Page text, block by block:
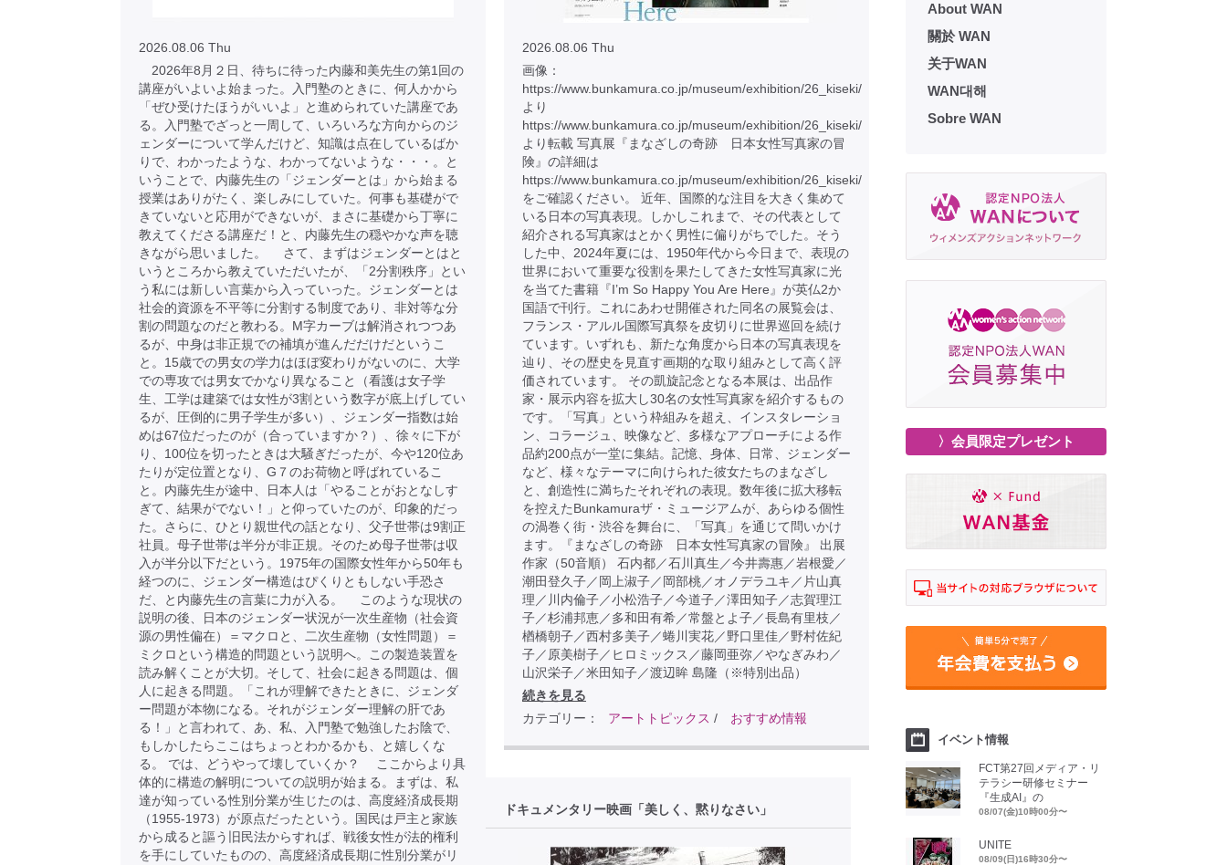
2026.08.06 Thu
2026年8月２日、待ちに待った内藤和美先生の第1回の
講座がいよいよ始まった。入門塾のときに、何人かから
「ぜひ受けたほうがいいよ」と進められていた講座であ
る。入門塾でざっと一周して、いろいろな方向からのジ
ェンダーについて学んだけど、知識は点在しているばか
りで、わかったような、わかってないような・・・。と
いうことで、内藤先生の「ジェンダーとは」から始まる
授業はありがたく、楽しみにしていた。何事も基礎がで
きていないと応用ができないが、まさに基礎から丁寧に
教えてくださる講座だ！と、内藤先生の穏やかな声を聴
きながら思いました。 さて、まずはジェンダーとはと
いうところから教えていただいたが、「2分割秩序」とい
う私には新しい言葉から入っていった。ジェンダーとは
社会的資源を不平等に分割する制度であり、非対等な分
割の問題なのだと教わる。M字カーブは解消されつつあ
るが、中身は非正規での補填が進んだだけだというこ
と。15歳での男女の学力はほぼ変わりがないのに、大学
での専攻では男女でかなり異なること（看護は女子学
生、工学は建築では女性が3割という数字が底上げしてい
るが、圧倒的に男子学生が多い）、ジェンダー指数は始
めは67位だったのが（合っていますか？）、徐々に下が
り、100位を切ったときは大騒ぎだったが、今や120位あ
たりが定位置となり、G７のお荷物と呼ばれているこ
と。内藤先生が途中、日本人は「やることがおとなしす
ぎて、結果がでない！」と仰っていたのが、印象的だっ
た。さらに、ひとり親世代の話となり、父子世帯は9割正
社員。母子世帯は半分が非正規。そのため母子世帯は収
入が半分以下だという。1975年の国際女性年から50年も
経つのに、ジェンダー構造はぴくりともしない手恐さ
だ、と内藤先生の言葉に力が入る。 このような現状の
説明の後、日本のジェンダー状況が一次生産物（社会資
源の男性偏在）＝マクロと、二次生産物（女性問題）＝
ミクロという構造的問題という説明へ。この製造装置を
読み解くことが大切。そして、社会に起きる問題は、個
人に起きる問題。「これが理解できたときに、ジェンダ
ー問題が本物になる。それがジェンダー理解の肝であ
る！」と言われて、あ、私、入門塾で勉強したお陰で、
もしかしたらここはちょっとわかるかも、と嬉しくな
る。 では、どうやって壊していくか？ ここからより具
体的に構造の解明についての説明が始まる。まずは、私
達が知っている性別分業が生じたのは、高度経済成長期
（1955-1973）が原点だったという。国民は戸主と家族
から成ると謳う旧民法からすれば、戦後女性が法的権利
を手にしていたものの、高度経済成長期に性別分業がリ
2026.08.06 Thu
画像：
https://www.bunkamura.co.jp/museum/exhibition/26_kiseki/
より
https://www.bunkamura.co.jp/museum/exhibition/26_kiseki/
より転載 写真展『まなざしの奇跡 日本女性写真家の冒
険』の詳細は
https://www.bunkamura.co.jp/museum/exhibition/26_kiseki/
をご確認ください。 近年、国際的な注目を大きく集めて
いる日本の写真表現。しかしこれまで、その代表として
紹介される写真家はとかく男性に偏りがちでした。そう
した中、2024年夏には、1950年代から今日まで、表現の
世界において重要な役割を果たしてきた女性写真家に光
を当てた書籍『I’m So Happy You Are Here』が英仏2か
国語で刊行。これにあわせ開催された同名の展覧会は、
フランス・アルル国際写真祭を皮切りに世界巡回を続け
ています。いずれも、新たな角度から日本の写真表現を
辿り、その歴史を見直す画期的な取り組みとして高く評
価されています。 その凱旋記念となる本展は、出品作
家・展示内容を拡大し30名の女性写真家を紹介するもの
です。「写真」という枠組みを超え、インスタレーショ
ン、コラージュ、映像など、多様なアプローチによる作
品約200点が一堂に集結。記憶、身体、日常、ジェンダー
など、様々なテーマに向けられた彼女たちのまなざし
と、創造性に満ちたそれぞれの表現。数年後に拡大移転
を控えたBunkamuraザ・ミュージアムが、あらゆる個性
の渦巻く街・渋谷を舞台に、「写真」を通じて問いかけ
ます。『まなざしの奇跡 日本女性写真家の冒険』 出展
作家（50音順） 石内都／石川真生／今井壽惠／岩根愛／
潮田登久子／岡上淑子／岡部桃／オノデラユキ／片山真
理／川内倫子／小松浩子／今道子／澤田知子／志賀理江
子／杉浦邦恵／多和田有希／常盤とよ子／長島有里枝／
楢橋朝子／西村多美子／蜷川実花／野口里佳／野村佐紀
子／原美樹子／ヒロミックス／藤岡亜弥／やなぎみわ／
山沢栄子／米田知子／渡辺眸 島隆（※特別出品）
続きを見る
カテゴリー：
アートトピックス / おすすめ情報
ドキュメンタリー映画「美しく、黙りなさい」
About WAN
關於 WAN
关于WAN
WAN대해
Sobre WAN
〉会員限定プレゼント
イベント情報
FCT第27回メディア・リ
テラシー研修セミナー
『生成AI』の
08/07(金)10時00分〜
UNITE
08/09(日)16時30分〜